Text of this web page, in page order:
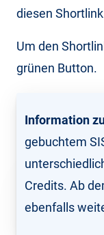
diesen Shortlink
Um den
grünen Button.
Information
gebuchtem
Credits. Ab
ebenfalls